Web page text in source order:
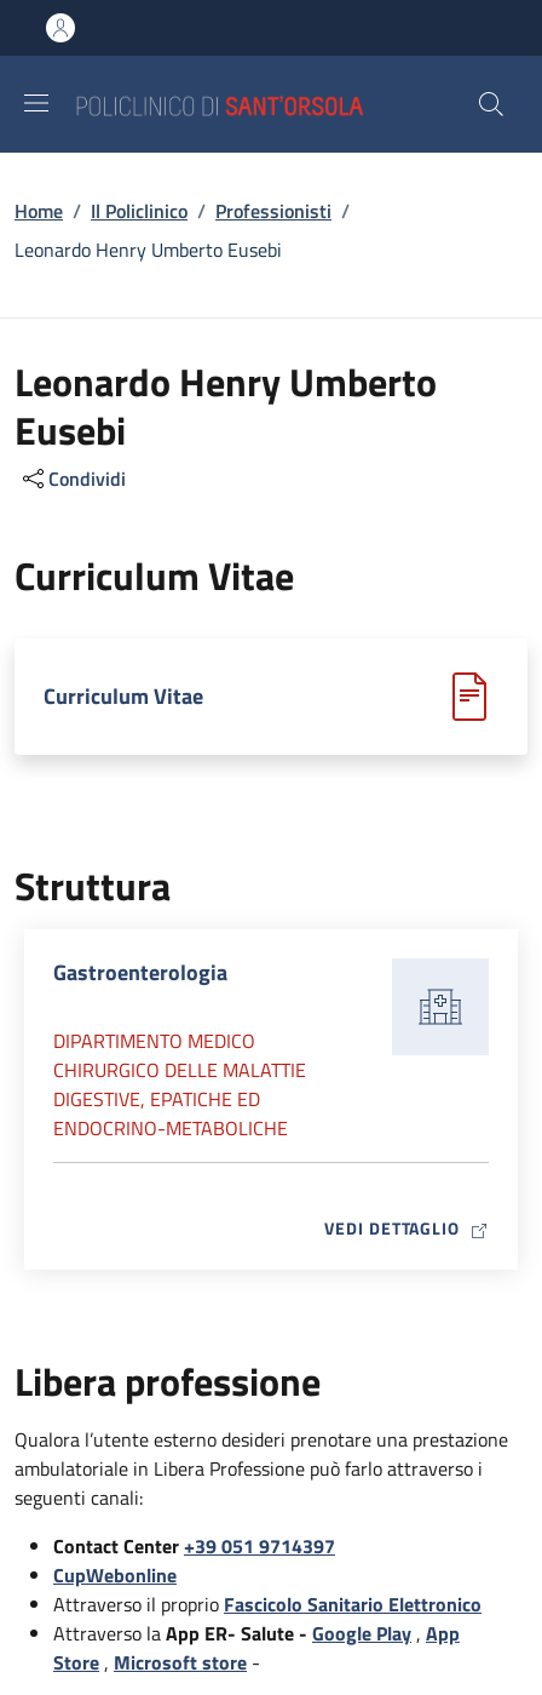
al contenuto principale
to footer content
Briciole di pane
Home / Il Policlinico / Professionisti /
Leonardo Henry Umberto Eusebi
Leonardo Henry Umberto
Eusebi
Condividi
Curriculum Vitae
Curriculum Vitae
Struttura
Gastroenterologia
DIPARTIMENTO MEDICO
CHIRURGICO DELLE MALATTIE
DIGESTIVE, EPATICHE ED
ENDOCRINO-METABOLICHE
VEDI DETTAGLIO MAP ICON
Libera professione
Qualora l’utente esterno desideri prenotare una prestazione
ambulatoriale in Libera Professione può farlo attraverso i
seguenti canali:
Contact Center+39 051 9714397
CupWebonline
Attraverso il proprio Fascicolo Sanitario Elettronico
Attraverso laApp ER- Salute - Google Play, App
Store, Microsoft store -